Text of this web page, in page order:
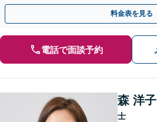
を目指します【名古屋駅10分】【休日・夜
料金表を見る
電話で面談予約
森 洋子
士